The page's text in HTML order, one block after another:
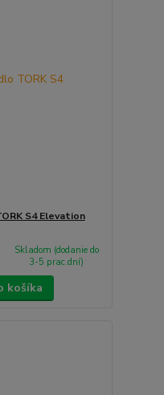
S4 Elevation
Skladom (dodanie do
3-5 prac.dní)
košíka